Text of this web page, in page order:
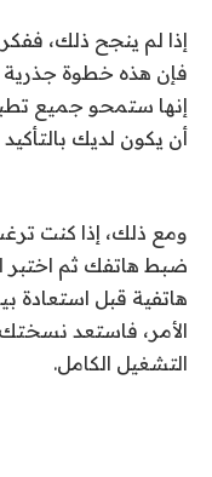
فإن هذه خطوة جذرية
إنها ستمحو جميع
أن يكون لديك
ومع ذلك، إذا كنت
ضبط هاتفك ثم
هاتفية قبل استعادة
الأمر، فاستعد
التشغيل الكامل.